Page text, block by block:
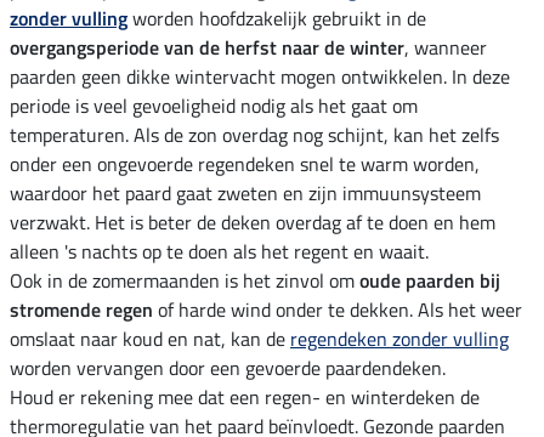
zonder vullingworden hoofdzakelijk gebruikt in de
overgangsperiode van de herfst naar de winter, wanneer
paarden geen dikke wintervacht mogen ontwikkelen. In deze
periode is veel gevoeligheid nodig als het gaat om
temperaturen. Als de zon overdag nog schijnt, kan het zelfs
onder een ongevoerde regendeken snel te warm worden,
waardoor het paard gaat zweten en zijn immuunsysteem
verzwakt. Het is beter de deken overdag af te doen en hem
alleen 's nachts op te doen als het regent en waait.
Ook in de zomermaanden is het zinvol omoude paarden bij
stromende regen of harde wind onder te dekken. Als het weer
omslaat naar koud en nat, kan de regendeken zonder vulling
worden vervangen door een gevoerde paardendeken.
Houd er rekening mee dat een regen- en winterdeken de
thermoregulatie van het paard beïnvloedt. Gezonde paarden